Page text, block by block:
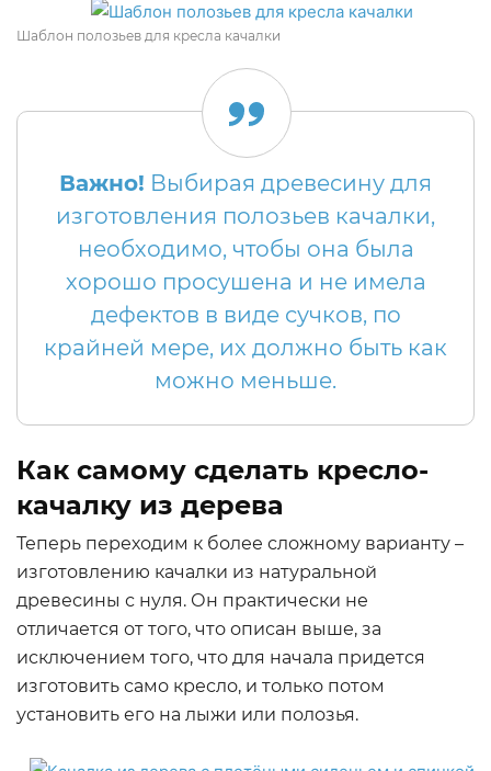
Шаблон полозьев для кресла качалки
Важно! Выбирая древесину для
изготовления полозьев качалки,
необходимо, чтобы она была
хорошо просушена и не имела
дефектов в виде сучков, по
крайней мере, их должно быть как
можно меньше.
Как самому сделать кресло-
качалку из дерева
Теперь переходим к более сложному варианту –
изготовлению качалки из натуральной
древесины с нуля. Он практически не
отличается от того, что описан выше, за
исключением того, что для начала придется
изготовить само кресло, и только потом
установить его на лыжи или полозья.